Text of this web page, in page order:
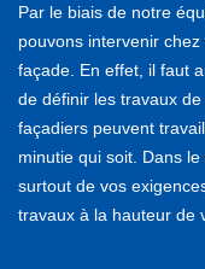
Par le biais de notre
pouvons intervenir
façade. En effet, il faut
de définir les travaux
façadiers peuvent
minutie qui soit. Dans
surtout de vos
travaux à la hauteur de